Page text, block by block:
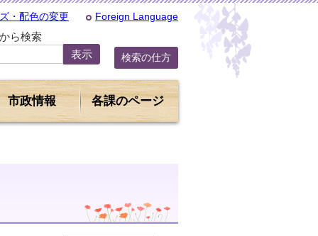
・配色の変更 Foreign Language
ら検索
検索の仕方
市政情報 各課のページ